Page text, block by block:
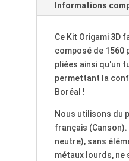
Informations
Ce Kit Origami 3D
composé de 1560
pliées ainsi qu'un
permettant la
Boréal !
Nous utilisons du
français
neutre), sans
métaux lourds, ne